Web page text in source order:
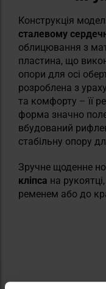
Конструкція
сталевому
облицювання з
пластина, що
опори для осі
розроблена з
та комфорту – її
форма значно
вбудований
стабільну опору
Зручне щоденне
кліпса на
ременем або до